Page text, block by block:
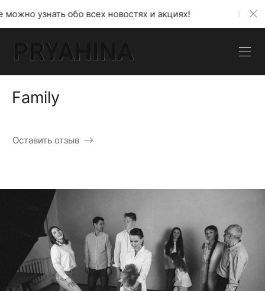
всех новостях и акциях! В моем телеграмм
Family
Оставить отзыв